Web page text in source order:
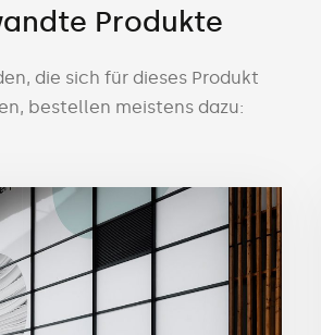
Produkte
die sich für dieses Produkt
bestellen meistens dazu: